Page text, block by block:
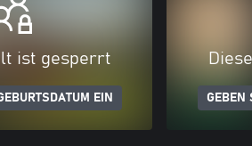
ist gesperrt
EIN GEBEN